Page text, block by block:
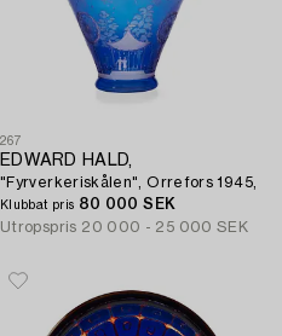
267
EDWARD HALD,
"Fyrverkeriskålen", Orrefors 1945,
Klubbat pris 80 000 SEK
Utropspris 20 000 - 25 000 SEK